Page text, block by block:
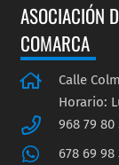
ASOCIACIÓN
COMARCA
Calle
Horario:
968 79 80
678 69 98